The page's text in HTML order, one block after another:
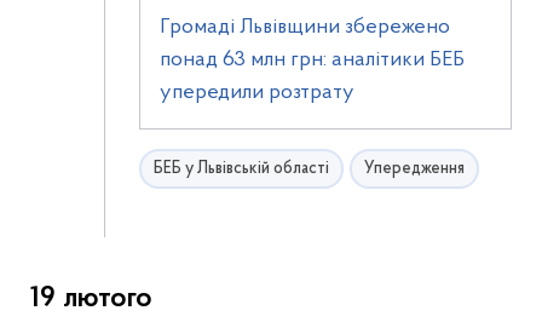
Громаді Львівщини збережено
понад 63 млн грн: аналітики БЕБ
упередили розтрату
БЕБ у Львівській області Упередження
19 лютого